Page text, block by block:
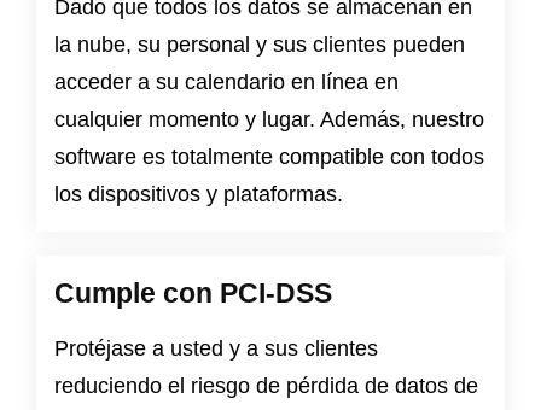
Dado que todos los datos se almacenan en
la nube, su personal y sus clientes pueden
acceder a su calendario en línea en
cualquier momento y lugar. Además, nuestro
software es totalmente compatible con todos
los dispositivos y plataformas.
Cumple con PCI-DSS
Protéjase a usted y a sus clientes
reduciendo el riesgo de pérdida de datos de